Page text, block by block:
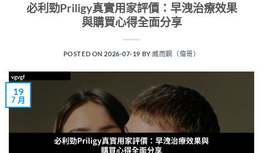
必利勁Priligy真實用家評價：早洩治療效果
與購買心得全面分享
POSTED ON2026-07-19 BY 威而鋼（偉哥）
19
7 月